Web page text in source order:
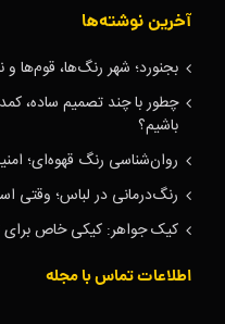
آخرین نوشته‌ها
بجنورد؛ شهر رنگ‌ها، قوم‌ها
چطور با چند تصمیم ساده،
باشیم؟
روان‌شناسی رنگ قهوه‌ای؛
رنگ‌درمانی در لباس؛ وقتی
کیک جواهر: کیکی خاص برای تولد ۶۲ سالگی
اطلاعات تماس با مجله